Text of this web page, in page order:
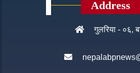
Address
गुलरिया - ०६,